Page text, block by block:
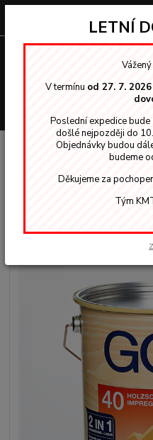
Tenkovrstvé lazury Gori
GORI 40
Eiche Hell 5L
LETNÍ
V termínu od 27. 7.
Poslední expedice
došlé nejpozději do
Objednávky budou
budeme
Děkujeme za
Tým